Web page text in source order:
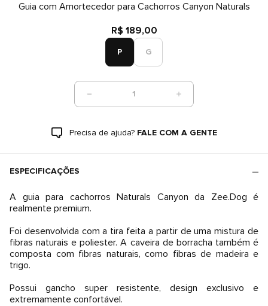
Guia com Amortecedor para Cachorros Canyon Naturals
R$ 189,00
P G
1
Precisa de ajuda? FALE COM A GENTE
ESPECIFICAÇÕES
A guia para cachorros Naturals Canyon da Zee.Dog é
realmente premium.
Foi desenvolvida com a tira feita a partir de uma mistura de
fibras naturais e poliester. A caveira de borracha também é
composta com fibras naturais, como fibras de madeira e
trigo.
Possui gancho super resistente, design exclusivo e
extremamente confortável.